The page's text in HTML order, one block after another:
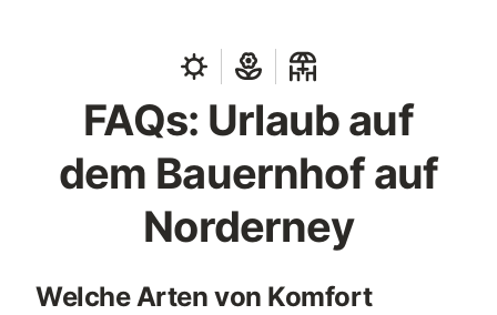
FAQs: Urlaub auf
dem Bauernhof auf
Norderney
Welche Arten von Komfort